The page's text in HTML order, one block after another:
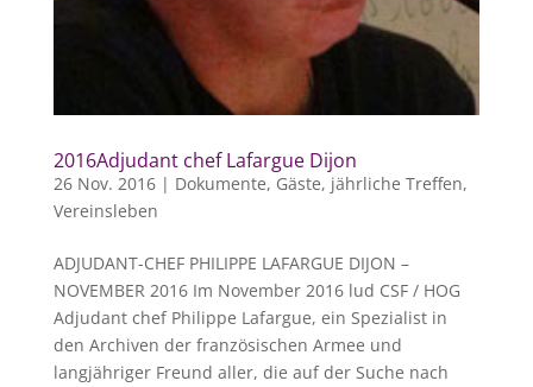
2016Adjudant chef Lafargue Dijon
26 Nov. 2016| Dokumente, Gäste, jährliche Treffen,
Vereinsleben
ADJUDANT-CHEF PHILIPPE LAFARGUE DIJON –
NOVEMBER 2016 Im November 2016 lud CSF / HOG
Adjudant chef Philippe Lafargue, ein Spezialist in
den Archiven der französischen Armee und
langjähriger Freund aller, die auf der Suche nach